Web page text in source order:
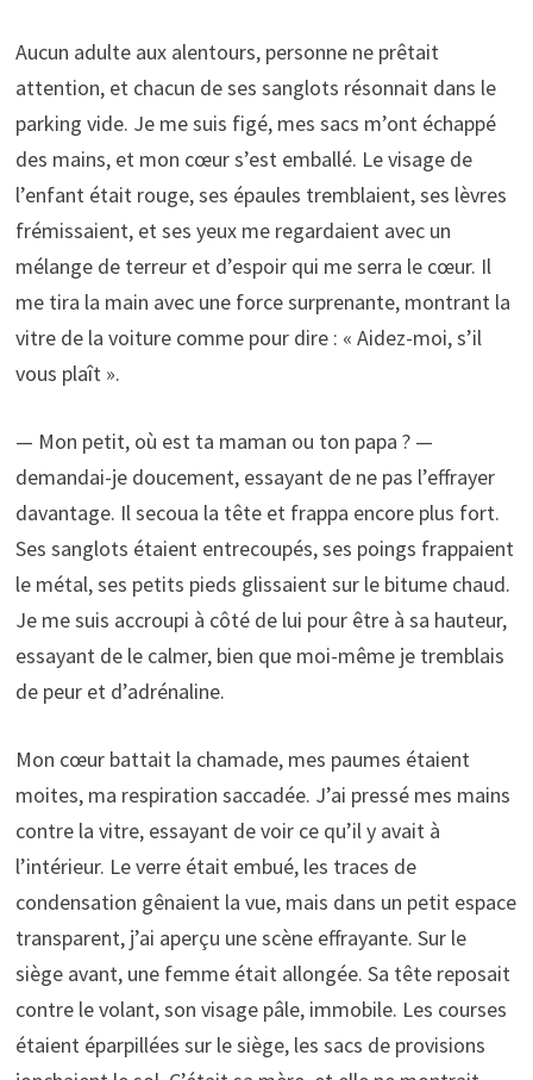
Aucun adulte aux alentours, personne ne prêtait
attention, et chacun de ses sanglots résonnait dans le
parking vide. Je me suis figé, mes sacs m’ont échappé
des mains, et mon cœur s’est emballé. Le visage de
l’enfant était rouge, ses épaules tremblaient, ses lèvres
frémissaient, et ses yeux me regardaient avec un
mélange de terreur et d’espoir qui me serra le cœur. Il
me tira la main avec une force surprenante, montrant la
vitre de la voiture comme pour dire : « Aidez-moi, s’il
vous plaît ».
— Mon petit, où est ta maman ou ton papa ? —
demandai-je doucement, essayant de ne pas l’effrayer
davantage. Il secoua la tête et frappa encore plus fort.
Ses sanglots étaient entrecoupés, ses poings frappaient
le métal, ses petits pieds glissaient sur le bitume chaud.
Je me suis accroupi à côté de lui pour être à sa hauteur,
essayant de le calmer, bien que moi-même je tremblais
de peur et d’adrénaline.
Mon cœur battait la chamade, mes paumes étaient
moites, ma respiration saccadée. J’ai pressé mes mains
contre la vitre, essayant de voir ce qu’il y avait à
l’intérieur. Le verre était embué, les traces de
condensation gênaient la vue, mais dans un petit espace
transparent, j’ai aperçu une scène effrayante. Sur le
siège avant, une femme était allongée. Sa tête reposait
contre le volant, son visage pâle, immobile. Les courses
étaient éparpillées sur le siège, les sacs de provisions